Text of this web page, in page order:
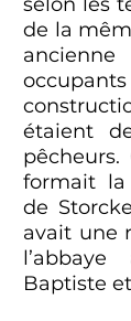
de la
étaient
formait la
de
avait une
Baptiste